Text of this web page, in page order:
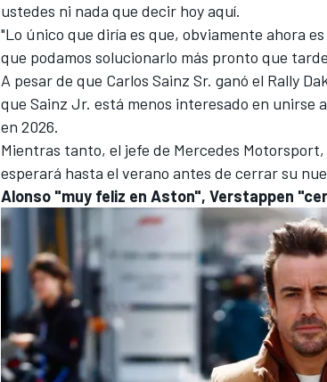
ustedes ni nada que decir hoy aquí.
"Lo único que diría es que, obviamente ahora
que podamos solucionarlo más pronto que
A pesar de que Carlos Sainz Sr. ganó el Rally
que Sainz Jr. está menos interesado en unirse
en 2026.
Mientras tanto, el jefe de Mercedes
esperará hasta el verano antes de cerrar su
Alonso "muy feliz en Aston", Verstappen